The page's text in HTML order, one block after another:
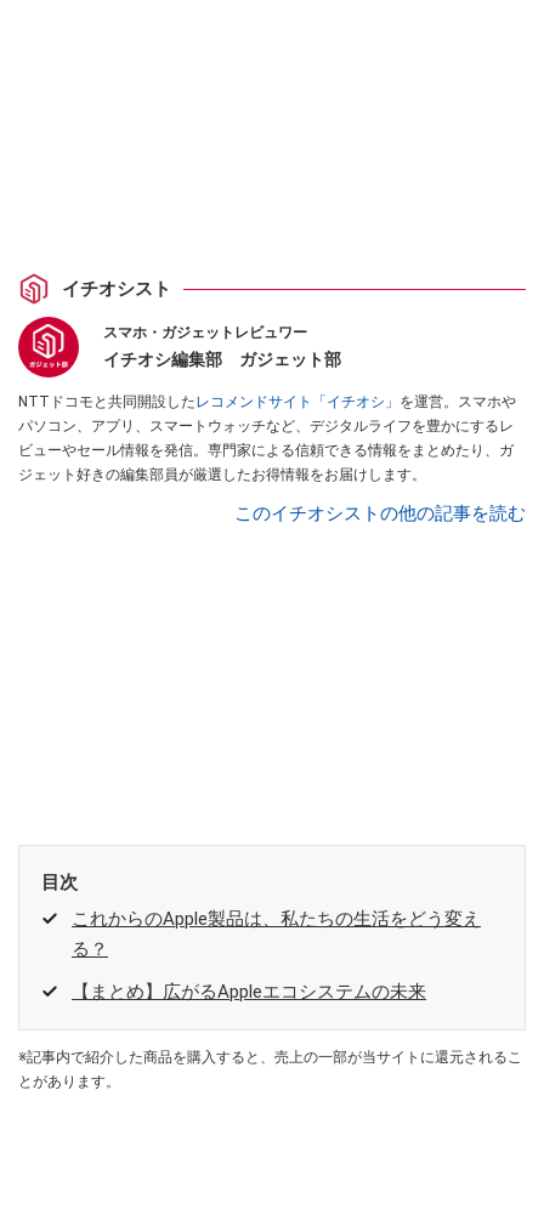
イチオシスト
スマホ・ガジェットレビュワー
イチオシ編集部 ガジェット部
NTTドコモと共同開設したレコメンドサイト「イチオシ」 を運営。スマホや
パソコン、アプリ、スマートウォッチなど、デジタルライフを豊かにするレ
ビューやセール情報を発信。専門家による信頼できる情報をまとめたり、ガ
ジェット好きの編集部員が厳選したお得情報をお届けします。
このイチオシストの他の記事を読む
目次
これからのApple製品は、私たちの生活をどう変え
る？
【まとめ】広がるAppleエコシステムの未来
※記事内で紹介した商品を購入すると、売上の一部が当サイトに還元されるこ
とがあります。